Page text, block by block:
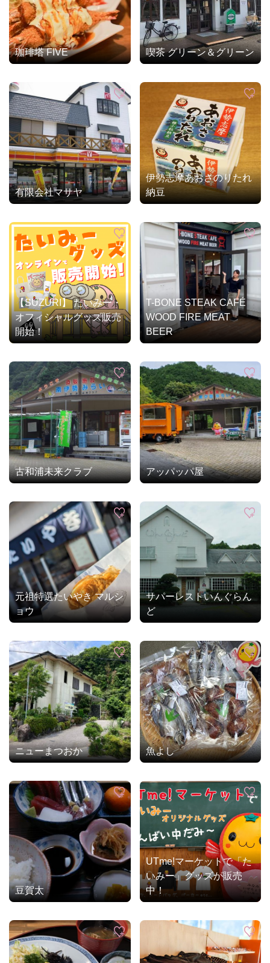
珈琲塔 FIVE 喫茶 グリーン＆グリーン
有限会社マサヤ
伊勢志摩あおさのりたれ
納豆
【SUZURI】 たいみー・
オフィシャルグッズ販売
開始！
T-BONE STEAK CAFÉ
WOOD FIRE MEAT
BEER
古和浦未来クラブ アッパッパ屋
元祖特選たいやき マルシ
ョウ
サパーレストいんぐらん
ど
ニューまつおか 魚よし
豆賀太
UTme!マーケットで「た
いみー」グッズが販売
中！